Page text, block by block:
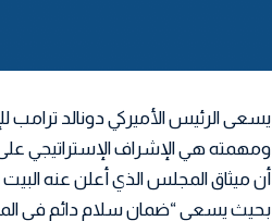
يسعى الرئيس الأميركي دونالد
ومهمته هي الإشراف الإستراتيجي
أن ميثاق المجلس الذي أعلن عنه
بحيث يسعى “ضمان سلام دائم في